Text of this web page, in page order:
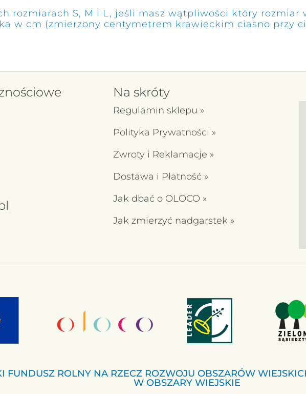
rozmiarach S, M i L, jeśli masz wątpliwości który
w cm (zmierzony centymetrem krawieckim ciasno przy
Na skróty
Regulamin sklepu »
Polityka Prywatności »
Zwroty i Reklamacje »
Dostawa i Płatność »
Jak dbać o OLOCO »
Jak zmierzyć nadgarstek »
FUNDUSZ ROLNY NA RZECZ ROZWOJU OBSZARÓW
W OBSZARY WIEJSKIE